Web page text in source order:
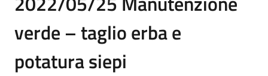
verde – taglio erba e
potatura siepi